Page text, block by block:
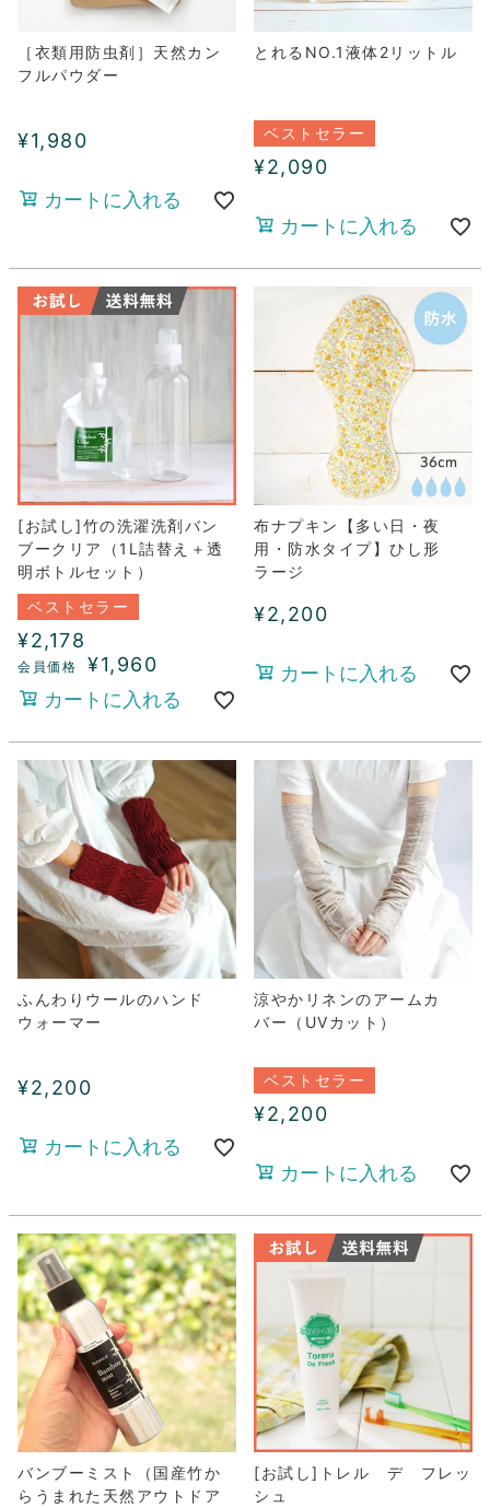
［衣類用防虫剤］天然カン
フルパウダー
¥1,980
カートに入れる
とれるNO.1液体2リットル
ベストセラー
¥2,090
カートに入れる
[お試し]竹の洗濯洗剤バン
ブークリア（1L詰替え＋透
明ボトルセット）
ベストセラー
¥2,178
¥1,960
カートに入れる
布ナプキン【多い日・夜
用・防水タイプ】ひし形
ラージ
¥2,200
カートに入れる
ふんわりウールのハンド
ウォーマー
¥2,200
カートに入れる
涼やかリネンのアームカ
バー（UVカット）
ベストセラー
¥2,200
カートに入れる
バンブーミスト（国産竹か
らうまれた天然アウトドア
[お試し]トレル デ フレッ
シュ